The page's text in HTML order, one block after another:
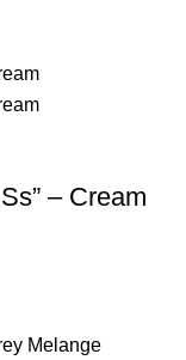
– Cream